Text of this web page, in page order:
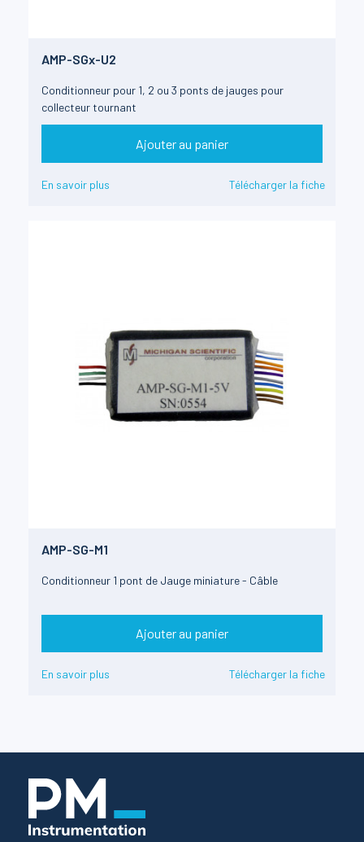
AMP-SGx-U2
Conditionneur pour 1, 2 ou 3 ponts de jauges pour
collecteur tournant
Ajouter au panier
En savoir plus Télécharger la fiche
AMP-SG-M1
Conditionneur 1 pont de Jauge miniature - Câble
Ajouter au panier
En savoir plus Télécharger la fiche